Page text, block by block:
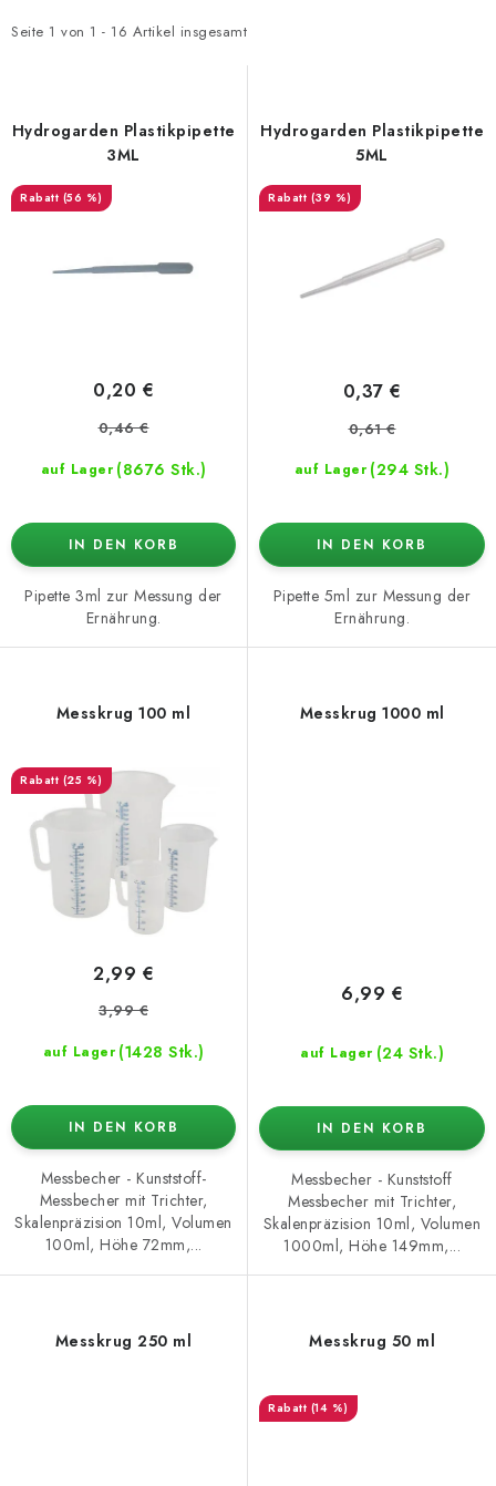
t
e
P
r
Seite 1 von 1 - 16 Artikel insgesamt
d
t
o
r
Hydrogarden Plastikpipette
3ML
(56 %)
auf Lager (8676 Stk.)
0,20 €
0,46 €
IN DEN KORB
Pipette 3ml zur Messung der
Ernährung.
Hydrogarden Plastikpipette
5ML
(39 %)
auf Lager (294 Stk.)
0,37 €
0,61 €
IN DEN KORB
Pipette 5ml zur Messung der
Ernährung.
Messkrug 100 ml
(25 %)
auf Lager (1428 Stk.)
2,99 €
3,99 €
IN DEN KORB
Messbecher - Kunststoff-
Messbecher mit Trichter,
Skalenpräzision 10ml, Volumen
100ml, Höhe 72mm,...
Messkrug 1000 ml
auf Lager (24 Stk.)
6,99 €
IN DEN KORB
Messbecher - Kunststoff
Messbecher mit Trichter,
Skalenpräzision 10ml, Volumen
1000ml, Höhe 149mm,...
Messkrug 250 ml Messkrug 50 ml
(14 %)